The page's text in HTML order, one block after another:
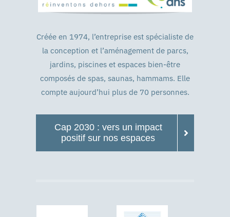
Créée en 1974, l’entreprise est spécialiste de
la conception et l’aménagement de parcs,
jardins, piscines et espaces bien-être
composés de spas, saunas, hammams. Elle
compte aujourd’hui plus de 70 personnes.
Cap 2030 : vers un impact
positif sur nos espaces